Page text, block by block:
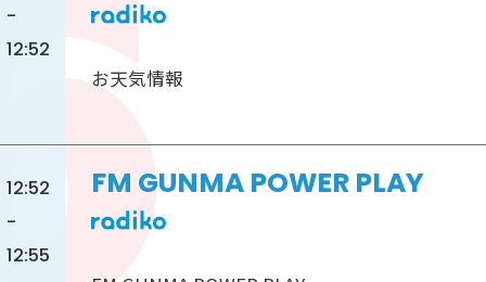
-
12:52
お天気情報
12:52
-
12:55
FM GUNMA POWER PLAY